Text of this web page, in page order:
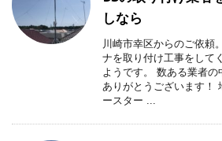
しなら
川崎市幸区からのご依頼
ナを取り付け工事をして
ようです。 数ある業者
ありがとうございます！
ースター ...